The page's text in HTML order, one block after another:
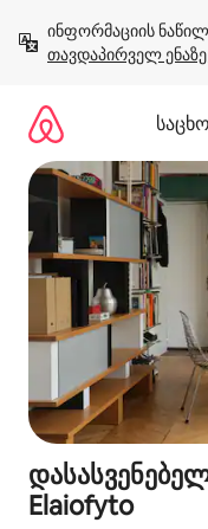
გადასვლა
თავდაპირველ
Elaiofyto